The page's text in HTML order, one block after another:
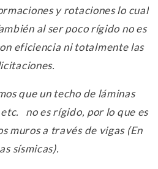
y rotaciones lo cual
al ser poco rígido no es
eficiencia ni totalmente las
que un techo de láminas
no es rígido, por lo que es
muros a través de vigas (En
sísmicas).